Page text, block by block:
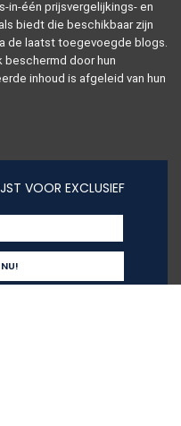
in-één prijsvergelijkings- en
biedt die beschikbaar zijn
de laatst toegevoegde blogs.
door hun
inhoud is afgeleid van hun
VOOR EXCLUSIEF